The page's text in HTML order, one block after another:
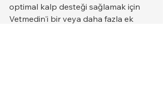
optimal kalp desteği sağlamak için
Vetmedin'i bir veya daha fazla ek